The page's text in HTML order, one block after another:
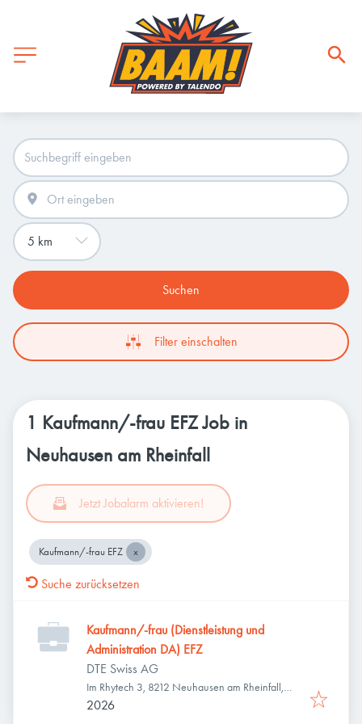
Suchen
Filter einschalten
1 Kaufmann/-frau EFZ Job in
Neuhausen am Rheinfall
Jetzt Jobalarm aktivieren!
Kaufmann/-frau EFZ
Suche zurücksetzen
Kaufmann/-frau (Dienstleistung und
Administration DA) EFZ
DTE Swiss AG
Im Rhytech 3, 8212 Neuhausen am Rheinfall,
Schweiz
2026